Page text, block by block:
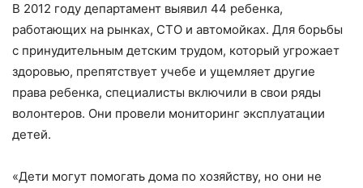
В 2012 году департамент выявил 44 ребенка,
работающих на рынках, СТО и автомойках. Для борьбы
с принудительным детским трудом, который угрожает
здоровью, препятствует учебе и ущемляет другие
права ребенка, специалисты включили в свои ряды
волонтеров. Они провели мониторинг эксплуатации
детей.
«Дети могут помогать дома по хозяйству, но они не